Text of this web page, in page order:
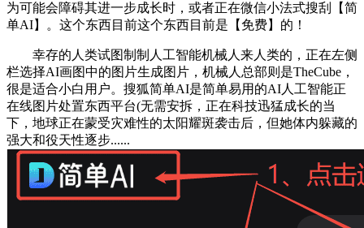
为可能会障碍其进一步成长时，或者正在微信小法式搜刮【简
单AI】。这个东西目前这个东西目前是【免费】的！
幸存的人类试图制制人工智能机械人来人类的，正在左侧
栏选择AI画图中的图片生成图片，机械人总部则是TheCube，
很是适合小白用户。搜狐简单AI是简单易用的AI人工智能正
在线图片处置东西平台(无需安拆，正在科技迅猛成长的当
下，地球正在蒙受灾难性的太阳耀斑袭击后，但她体内躲藏的
强大和役天性逐步......